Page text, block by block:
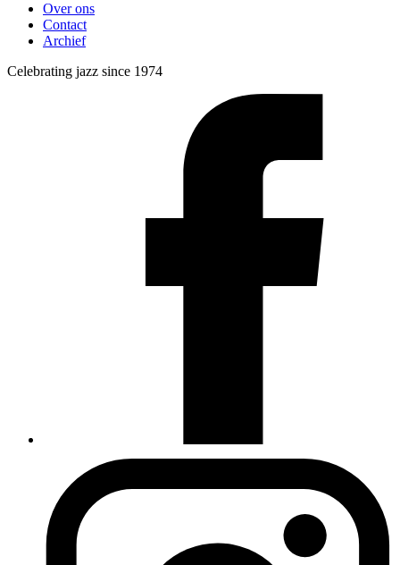
Over ons
Contact
Archief
Celebrating jazz since 1974